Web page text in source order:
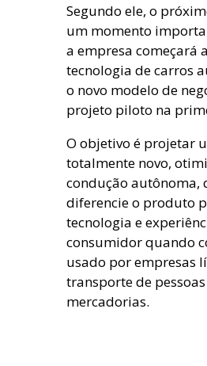
Segundo ele, o
um momento
a empresa começará
tecnologia de carros
o novo modelo de
projeto piloto na
O objetivo é projetar
totalmente novo,
condução autônoma,
diferencie o produto
tecnologia e
consumidor quando
usado por empresas
transporte de
mercadorias.